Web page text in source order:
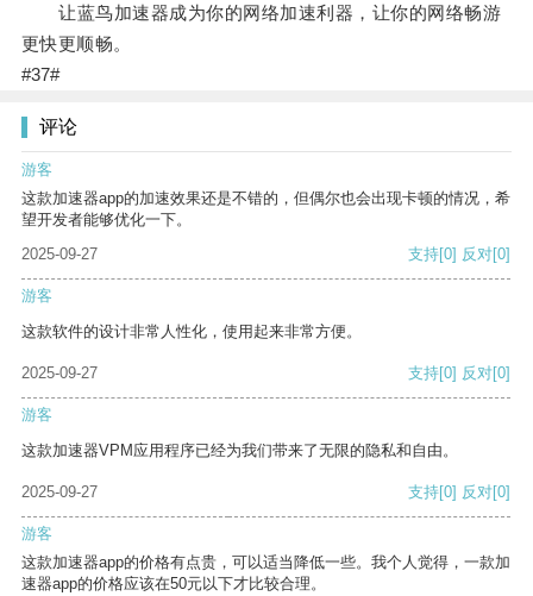
让蓝鸟加速器成为你的网络加速利器，让你的网络畅游
更快更顺畅。
#37#
评论
游客
这款加速器app的加速效果还是不错的，但偶尔也会出现卡顿的情况，希
望开发者能够优化一下。
2025-09-27
支持[0] 反对[0]
游客
这款软件的设计非常人性化，使用起来非常方便。
2025-09-27 支持[0] 反对[0]
游客
这款加速器VPM应用程序已经为我们带来了无限的隐私和自由。
2025-09-27 支持[0] 反对[0]
游客
这款加速器app的价格有点贵，可以适当降低一些。我个人觉得，一款加
速器app的价格应该在50元以下才比较合理。